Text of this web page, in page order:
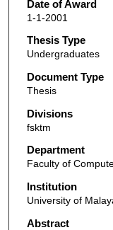
Date of Award
1-1-2001
Thesis Type
Undergraduates
Document Type
Thesis
Divisions
fsktm
Department
Faculty of
Institution
University of
Abstract